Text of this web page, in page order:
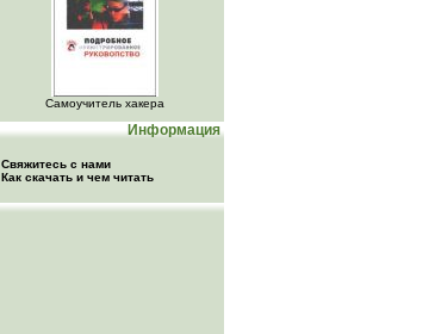
Самоучитель хакера
Информация
Свяжитесь с нами
Как скачать и чем читать